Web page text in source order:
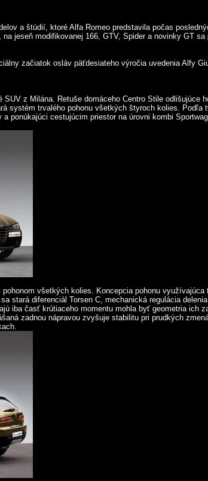
a štúdií, ktoré Alfa Romeo predstavila počas
jeseň modifikovanej 166, GTV, Spider a novinky GT
začiatok osláv päťdesiateho výročia uvedenia Alfy
z Milána. Retuše domáceho Centro Stile
systém trvalého pohonu všetkých štyroch kolies.
ponúkajúci cestujúcim priestor na úrovni kombi
všetkých kolies. Koncepcia pohonu
stará diferenciál Torsen C, mechanická regulácia
iba časť krútiaceho momentu mohla byť geometria
zadnou nápravou zvyšuje stabilitu pri prudkých